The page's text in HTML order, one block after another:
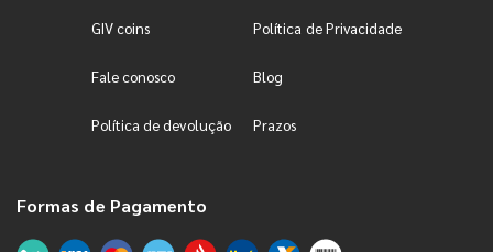
GIV coins Política de Privacidade
Fale conosco Blog
Política de devolução Prazos
Formas de Pagamento